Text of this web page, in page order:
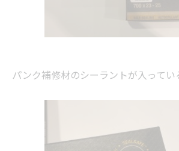
パンク補修材のシーラントが入ってい